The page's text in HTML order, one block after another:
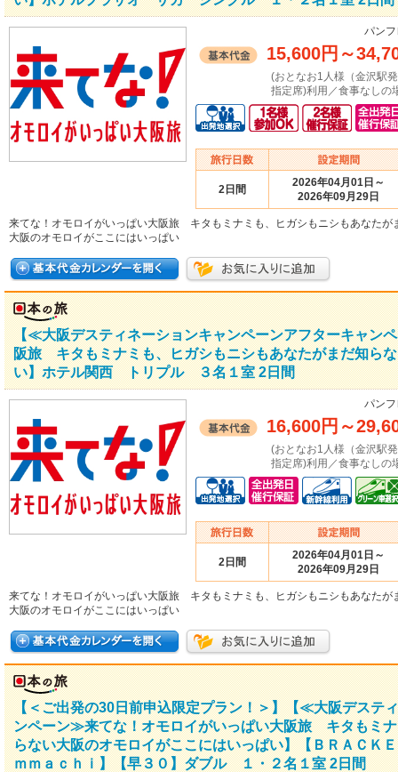
パン
15,600円 ～
(おとなお1人様（金沢駅
指定席)利用／食事なしの
2日間
2026年04月01日～
2026年09月29日
来てな！オモロイがいっぱい大阪旅 キタもミナミも、ヒガシもニシもあなたが
大阪のオモロイがここにはいっぱい
【≪大阪デスティネーションキャンペーンアフターキャン
阪旅 キタもミナミも、ヒガシもニシもあなたがまだ知ら
い】ホテル関西 トリプル ３名１室 2日間
パン
16,600円 ～
(おとなお1人様（金沢駅
指定席)利用／食事なしの
2日間
2026年04月01日～
2026年09月29日
来てな！オモロイがいっぱい大阪旅 キタもミナミも、ヒガシもニシもあなたが
大阪のオモロイがここにはいっぱい
【＜ご出発の30日前申込限定プラン！＞】【≪大阪デステ
ンペーン≫来てな！オモロイがいっぱい大阪旅 キタもミ
らない大阪のオモロイがここにはいっぱい】【ＢＲＡＣ
ｍｍａｃｈｉ】【早３０】ダブル １・２名１室 2日間